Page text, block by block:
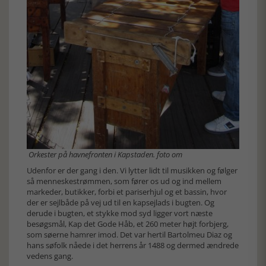
Orkester på havnefronten i Kapstaden. foto om
Udenfor er der gang i den. Vi lytter lidt til musikken og følger
så menneskestrømmen, som fører os ud og ind mellem
markeder, butikker, forbi et pariserhjul og et bassin, hvor
der er sejlbåde på vej ud til en kapsejlads i bugten. Og
derude i bugten, et stykke mod syd ligger vort næste
besøgsmål, Kap det Gode Håb, et 260 meter højt forbjerg,
som søerne hamrer imod. Det var hertil Bartolmeu Diaz og
hans søfolk nåede i det herrens år 1488 og dermed ændrede
vedens gang.